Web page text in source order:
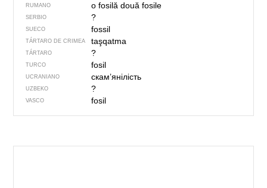
RUMANO o fosilădouă fosile
SERBIO ?
SUECO fossil
TÁRTARO DE CRIMEA taşqatma
TÁRTARO ?
TURCO fosil
UCRANIANO скам’янілість
UZBEKO ?
VASCO fosil